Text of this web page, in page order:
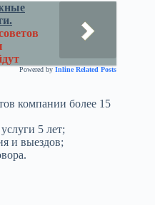
Powered by Inline Related Posts
компании более 15
5 лет;
и выездов;